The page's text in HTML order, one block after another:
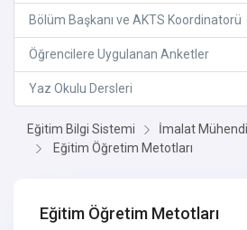
Bölüm Başkanı ve AKTS Koordinatorü
Öğrencilere Uygulanan Anketler
Yaz Okulu Dersleri
Eğitim Bilgi Sistemi
İmalat
Eğitim Öğretim Metotları
Eğitim Öğretim Metotları